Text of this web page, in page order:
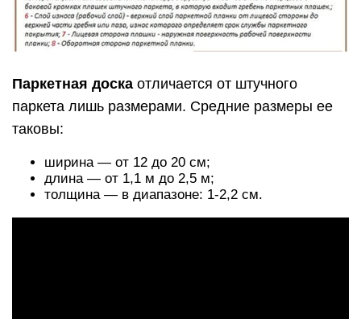
Паркетная доска отличается от штучного
паркета лишь размерами. Средние размеры ее
таковы:
ширина — от 12 до 20 см;
длина — от 1,1 м до 2,5 м;
толщина — в диапазоне: 1-2,2 см.